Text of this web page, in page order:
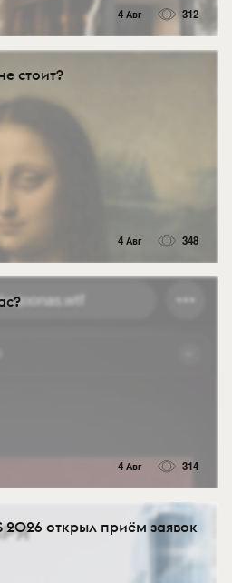
4 Авг 312
стоит?
4 Авг 348
4 Авг 314
2026 открыл приём заявок